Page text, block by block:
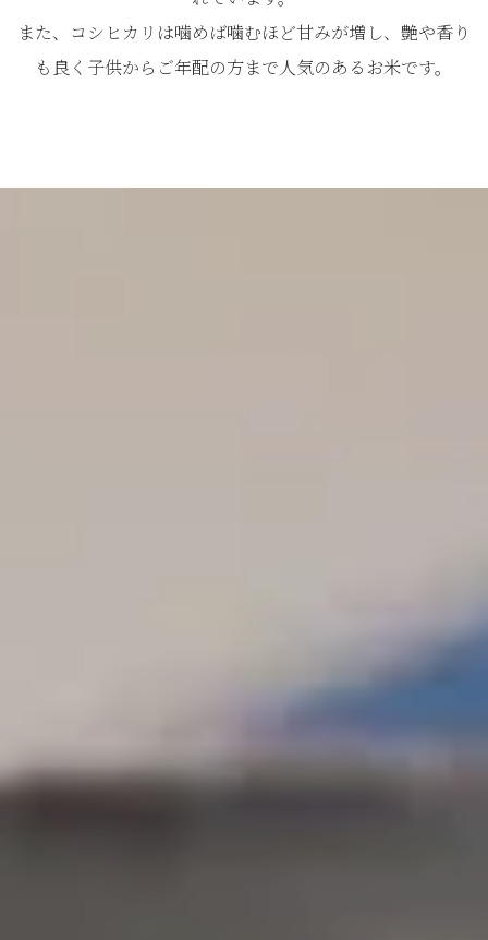
また、コシヒカリは噛めば噛むほど甘みが増し、艶や香り
も良く子供からご年配の方まで人気のあるお米です。